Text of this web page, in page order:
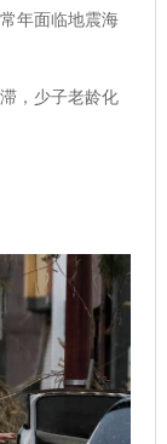
年面临地震海
，少子老龄化